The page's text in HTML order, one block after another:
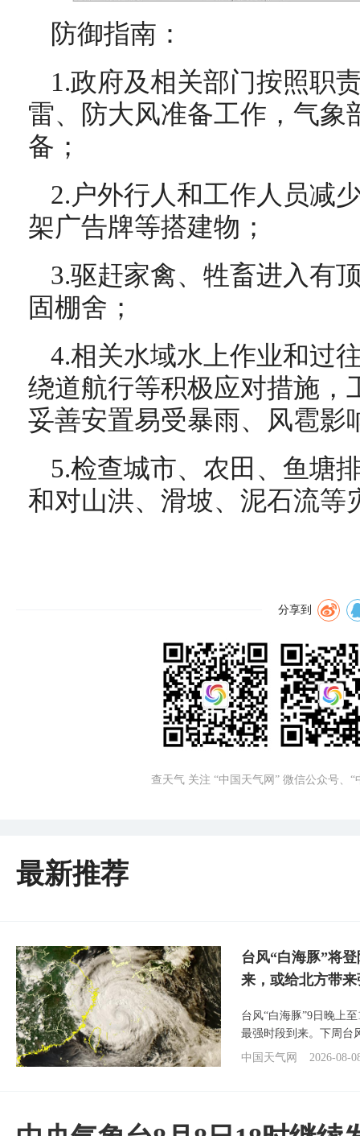
防御指南：
1.政府及相关部门按照职
雷、防大风准备工作，气象
备；
2.户外行人和工作人员减
架广告牌等搭建物；
3.驱赶家禽、牲畜进入有
固棚舍；
4.相关水域水上作业和过
绕道航行等积极应对措施，
妥善安置易受暴雨、风雹影
5.检查城市、农田、鱼塘
和对山洪、滑坡、泥石流等
分享到
查天气 关注 “中国天气网” 微信公众号、
最新推荐
台风“白海豚”将
来，或给北方带
台风“白海豚”9日晚上
最强时段到来。下周台
中国天气网
2026-08-